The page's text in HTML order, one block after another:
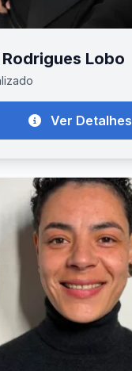
Lobo
Ver Detalhes